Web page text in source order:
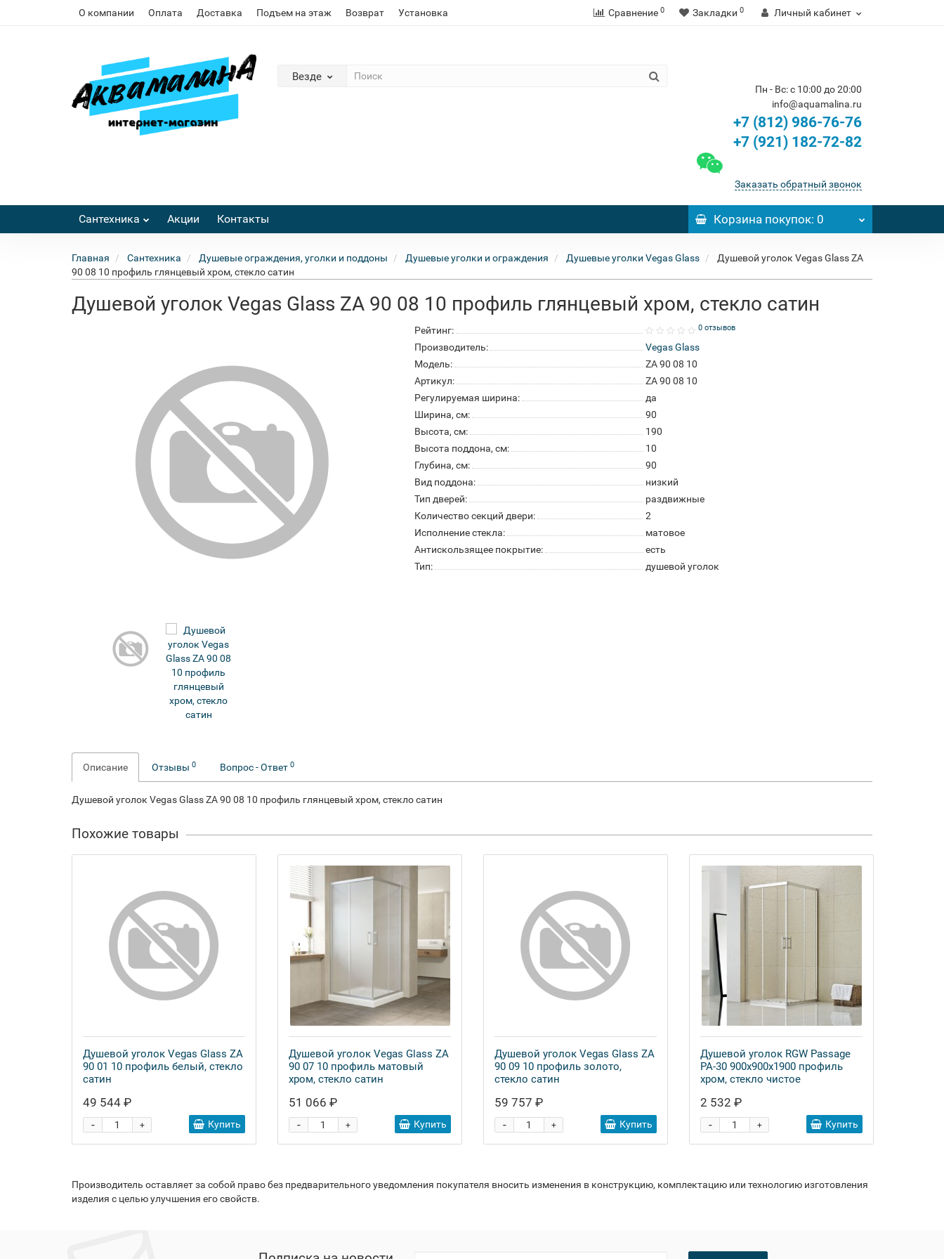
О компании Оплата Доставка Подъем на этаж Возврат Установка Сравнение 0 Закладки 0 Личный кабинет
Везде
Пн - Вс: с 10:00 до 20:00
info@aquamalina.ru
+7 (812) 986-76-76
+7 (921) 182-72-82
Заказать обратный звонок
Сантехника Акции Контакты Корзинапокупок: 0
Главная Сантехника Душевые ограждения, уголки и поддоны Душевые уголки и ограждения Душевые уголки Vegas Glass
Душевой уголок Vegas Glass ZA
90 08 10 профиль глянцевый хром, стекло сатин
Душевой уголок Vegas Glass ZA 90 08 10 профиль глянцевый хром, стекло сатин
Рейтинг: 0 отзывов
Производитель:
Vegas Glass
Модель:
ZA 90 08 10
Артикул:
ZA 90 08 10
Регулируемая ширина:
да
Ширина, см:
90
Высота, см:
190
Высота поддона, см:
10
Глубина, см:
90
Вид поддона:
низкий
Тип дверей:
раздвижные
Количество секций двери:
2
Исполнение стекла:
матовое
Антискользящее покрытие:
есть
Тип:
душевой уголок
Описание Отзывы 0 Вопрос - Ответ 0
Душевой уголок Vegas Glass ZA 90 08 10 профиль глянцевый хром, стекло сатин
Похожие товары
Душевой уголок Vegas Glass ZA
90 01 10 профиль белый, стекло
сатин
49 544 ₽
+
- Купить
Душевой уголок Vegas Glass ZA
90 07 10 профиль матовый
хром, стекло сатин
51 066 ₽
+
- Купить
Душевой уголок Vegas Glass ZA
90 09 10 профиль золото,
стекло сатин
59 757 ₽
+
- Купить
Душевой уголок RGW Passage
PA-30 900x900x1900 профиль
хром, стекло чистое
2 532 ₽
+
- Купить
Производитель оставляет за собой право без предварительного уведомления покупателя вносить изменения в конструкцию, комплектацию или технологию изготовления
изделия с целью улучшения его свойств.